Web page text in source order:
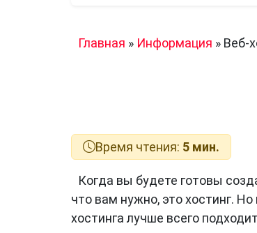
Главная » Информация » Веб-
Время чтения: 5 мин.
Когда вы будете готовы
что вам нужно, это хостинг. Но
хостинга лучше всего